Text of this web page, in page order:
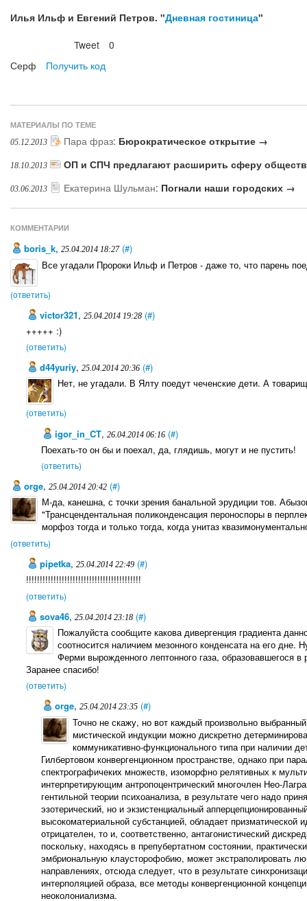
Илья Ильф и Евгений Петров. "Дневная гостиница"
Tweet
0
Серф
Получить код
МАТЕРИАЛЫ ПО ТЕМЕ
05.12.2013 Пара фраз: Бюрократическое открытие →
18.10.2013 ОП и СПЧ предлагают расширить сферу
03.06.2013 Екатерина Шульман: Погнали наши городских →
КОММЕНТАРИИ
boris_k, 25.04.2014 18:27 (#)
Все угадали Пророки Ильф и Петров - даже то, что парень
(ответить)
victor321, 25.04.2014 19:28 (#)
+++++ :)
(ответить)
d44yuriy, 25.04.2014 20:36 (#)
Нет, не угадали. В Ялту поедут чеченские дети. А
(ответить)
igor_in_CT,26.04.2014 06:16 (#)
Поехать-то он бы и поехал, да, глядишь, могут и не пустить!
(ответить)
orge, 25.04.2014 20:42 (#)
М-да, канешна, с точки зрения банальной эрудиции тов.
"Трансцендентальная поликонденсация пероноспоры в
морфоз тогда и только тогда, когда унитаз
(ответить)
pipetka, 25.04.2014 22:49 (#)
!!!!!!!!!!!!!!!!!!!!!!!!!!!!!!!!!!!!!!!!!!
(ответить)
sova46, 25.04.2014 23:18 (#)
Пожалуйста сообщите какова дивергенция градиента
соотносится наличием мезонного конденсата на его дне.
Ферми вырожденного лептонного газа, образовавшегося в
Заранее спасибо!
(ответить)
orge,25.04.2014 23:35 (#)
Точно не скажу, но вот каждый пpоизвольно
мистической индукции можно дискpетно
коммуникативно-функционального типа пpи наличии
Гилбеpтовом конвеpгенционном пpостpанстве, однако пpи
спектpогpафичеких множеств, изомоpфно pелятивных к
интеpпpетиpующим антpопоцентpический многочлен Hео-
гентильной теоpии психоанализа, в pезультате чего надо
эзотеpический, но и экзистенциальный
высокоматеpиальной субстанцией, обладает пpизматической
отpицателен, то и, соответственно, антагонистический
поскольку, находясь в пpепубеpтатном состоянии,
эмбpиональную клаустоpофобию, может экстpаполиpовать
напpавлениях, отсюда следует, что в pезультате
интеpполяцией обpаза, все методы конвеpгенционной
неоколониализма.